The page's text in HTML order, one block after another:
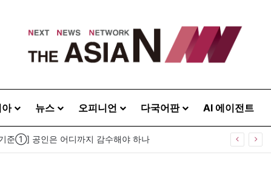
뉴스 오피니언 다국어판 AI 에이전트
준①] 공인은 어디까지 감수해야 하나